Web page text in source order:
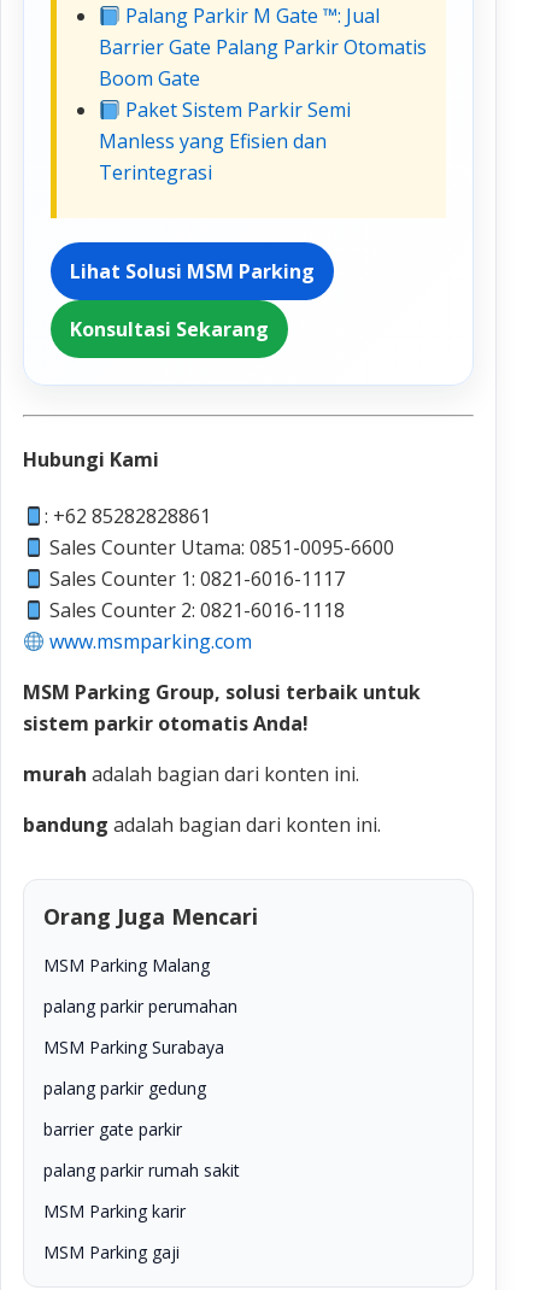
Palang Parkir M Gate ™: Jual
Barrier Gate Palang Parkir Otomatis
Boom Gate
Paket Sistem Parkir Semi
Manless yang Efisien dan
Terintegrasi
Lihat Solusi MSM Parking
Konsultasi Sekarang
Hubungi Kami
: +62 85282828861
Sales Counter Utama: 0851-0095-6600
Sales Counter 1: 0821-6016-1117
Sales Counter 2: 0821-6016-1118
www.msmparking.com
MSM Parking Group, solusi terbaik untuk
sistem parkir otomatis Anda!
murah adalah bagian dari konten ini.
bandung adalah bagian dari konten ini.
Orang Juga Mencari
MSM Parking Malang
palang parkir perumahan
MSM Parking Surabaya
palang parkir gedung
barrier gate parkir
palang parkir rumah sakit
MSM Parking karir
MSM Parking gaji